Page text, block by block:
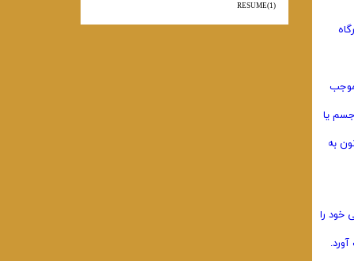
موجب
یا
به
خود را
RESUME(1)